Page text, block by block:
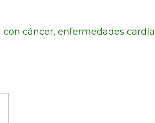
cáncer, enfermedades